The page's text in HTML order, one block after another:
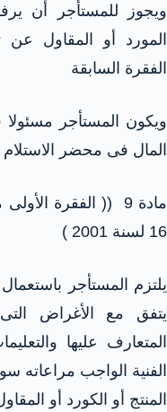
ويجوز للمستأجر أن
المورد أو المقاول
الفقرة السابقة
ويكون المستأجر
المال فى محضر الاستلام
16 لسنة 2001 )
يلتزم المستأجر
يتفق مع الأغراض
المتعارف عليها
الفنية الواجب مراعاته
المنتج أو الكورد أو